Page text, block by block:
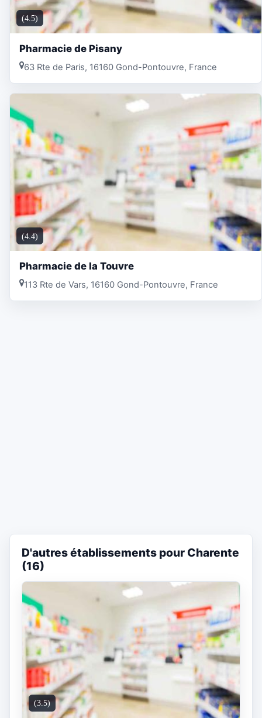
(4.5)
Pharmacie de Pisany
63 Rte de Paris, 16160 Gond-Pontouvre, France
(4.4)
Pharmacie de la Touvre
113 Rte de Vars, 16160 Gond-Pontouvre, France
D'autres établissements pour Charente
(16)
(3.5)